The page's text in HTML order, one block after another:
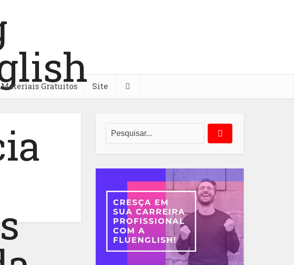
Materiais Gratuitos Site